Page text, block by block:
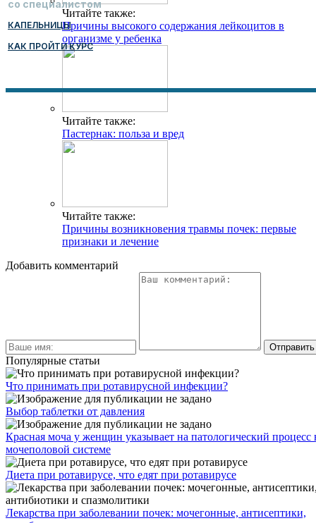
Читайте также:
Причины высокого содержания лейкоцитов в
организме у ребенка
Читайте также:
Пастернак: польза и вред
Читайте также:
Причины возникновения травмы почек: первые
признаки и лечение
Добавить комментарий
Популярные статьи
Что принимать при ротавирусной инфекции?
Выбор таблетки от давления
Красная моча у женщин указывает на патологический процесс
мочеполовой системе
Диета при ротавирусе, что едят при ротавирусе
Лекарства при заболевании почек: мочегонные, антисептики,
со специалистом
КАПЕЛЬНИЦЫ
КАК ПРОЙТИ КУРС